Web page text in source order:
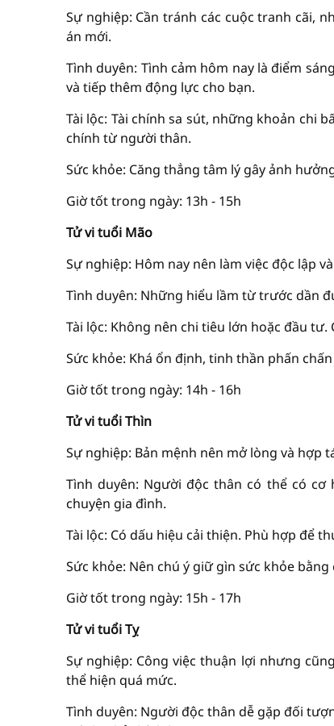
Sự nghiệp: Cần tránh các cuộc tranh cãi,
án mới.
Tình duyên: Tình cảm hôm nay là điểm
và tiếp thêm động lực cho bạn.
Tài lộc: Tài chính sa sút, những khoản chi
chính từ người thân.
Sức khỏe: Căng thẳng tâm lý gây ảnh
Giờ tốt trong ngày: 13h - 15h
Tử vi tuổi Mão
Sự nghiệp: Hôm nay nên làm việc độc lập
Tình duyên: Những hiểu lầm từ trước dần
Tài lộc: Không nên chi tiêu lớn hoặc đầu
Sức khỏe: Khá ổn định, tinh thần phấn
Giờ tốt trong ngày: 14h - 16h
Tử vi tuổi Thìn
Sự nghiệp: Bản mệnh nên mở lòng và hợp
Tình duyên: Người độc thân có thể có
chuyện gia đình.
Tài lộc: Có dấu hiệu cải thiện. Phù hợp để
Sức khỏe: Nên chú ý giữ gìn sức khỏe
Giờ tốt trong ngày: 15h - 17h
Tử vi tuổi Tỵ
Sự nghiệp: Công việc thuận lợi nhưng
thể hiện quá mức.
Tình duyên: Người độc thân dễ gặp đối